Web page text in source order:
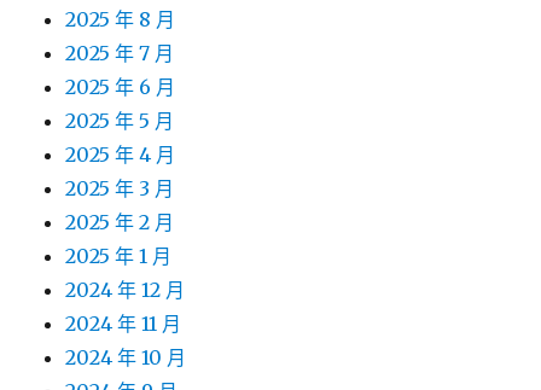
2025 年 8 月
2025 年 7 月
2025 年 6 月
2025 年 5 月
2025 年 4 月
2025 年 3 月
2025 年 2 月
2025 年 1 月
2024 年 12 月
2024 年 11 月
2024 年 10 月